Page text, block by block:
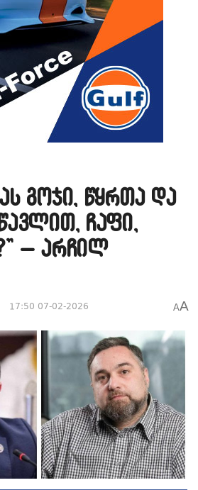
გოჯი, წყრთა და
ჩაფი,
– არჩილ
17:50 07-02-2026 AA